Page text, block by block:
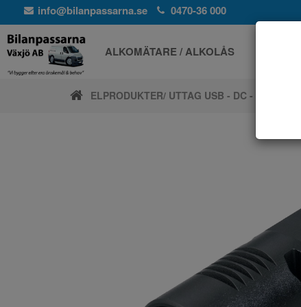
info@bilanpassarna.se 0470-36 000
ALKOMÄTARE / ALKOLÅS
ELPRODUKTER/ UTTAG USB - DC - CIGG